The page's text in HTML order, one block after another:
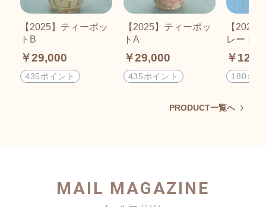
【2025】ティーポッ
トB
￥29,000
435ポイント
【2025】ティーポッ
トA
￥29,000
435ポイント
【2025
レート
￥
180ポイ
PRODUCT一覧へ
MAIL MAGAZINE